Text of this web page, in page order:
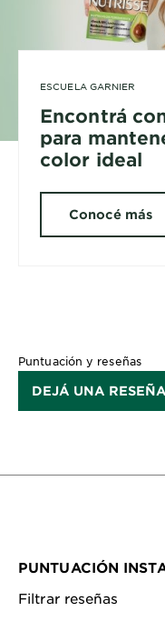
ESCUELA GARNIER
Encontrá
para
color ideal
Conocé más
Puntuación y reseñas
DEJÁ UNA RESEÑA
PUNTUACIÓN
Filtrar reseñas